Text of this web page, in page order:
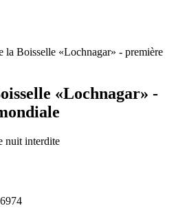
la Boisselle «Lochnagar» - première
«Lochnagar» -
nuit interdite